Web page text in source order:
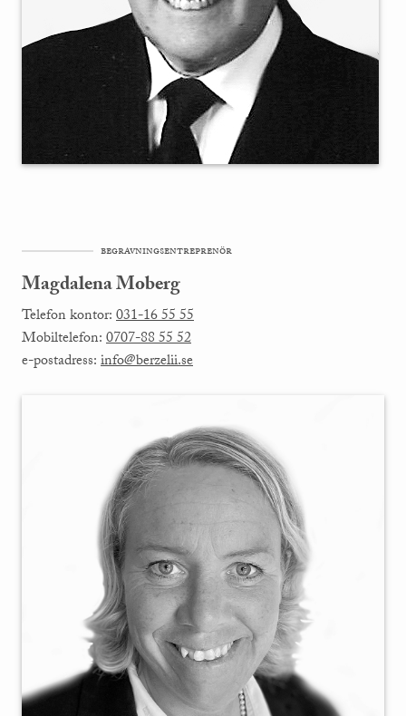
begravningsentreprenör
Magdalena Moberg
Telefon kontor:031-16 55 55
Mobiltelefon:0707-88 55 52
e-postadress:info@berzelii.se